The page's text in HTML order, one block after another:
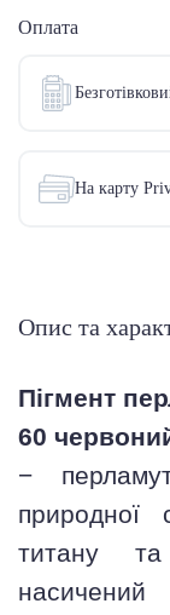
Оплата
На карту
Опис та
Пігмент
60
−
природної
титану